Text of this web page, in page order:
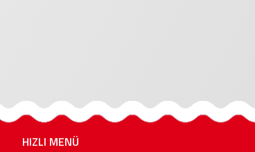
HIZLI MENÜ